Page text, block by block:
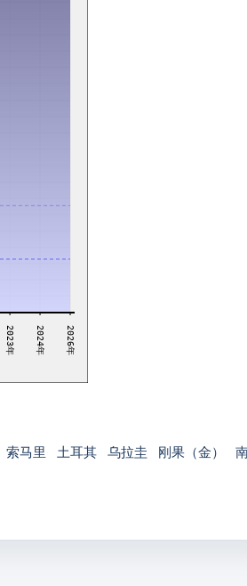
2023年 2024年 2026年
索马里 土耳其 乌拉圭 刚果（金）